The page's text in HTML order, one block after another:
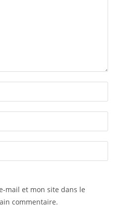
mail et mon site dans le
commentaire.